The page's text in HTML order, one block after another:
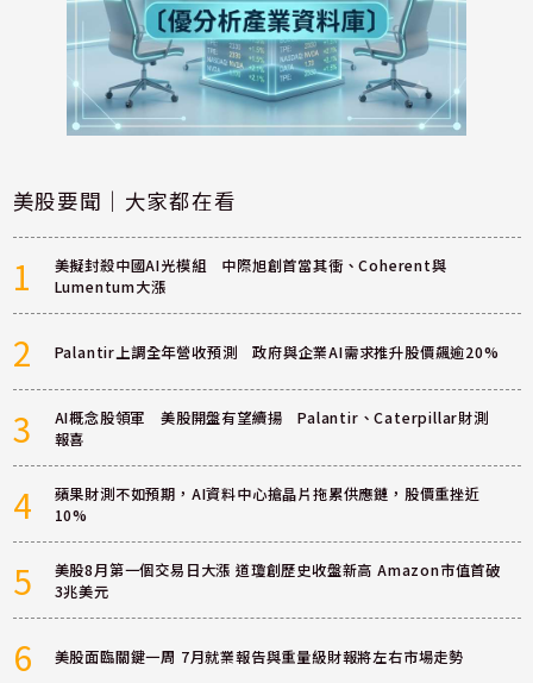
美股要聞｜大家都在看
1
美擬封殺中國AI光模組 中際旭創首當其衝、Coherent與
Lumentum大漲
2 Palantir上調全年營收預測 政府與企業AI需求推升股價飆逾20%
3
AI概念股領軍 美股開盤有望續揚 Palantir、Caterpillar財測
報喜
4
蘋果財測不如預期，AI資料中心搶晶片拖累供應鏈，股價重挫近
10%
5
美股8月第一個交易日大漲 道瓊創歷史收盤新高 Amazon市值首破
3兆美元
6 美股面臨關鍵一周 7月就業報告與重量級財報將左右市場走勢